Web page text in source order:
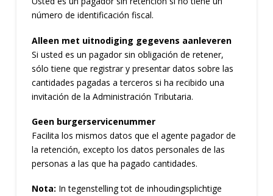
número de identificación fiscal.
Alleen met uitnodiging gegevens aanleveren
Si usted es un pagador sin obligación de retener,
sólo tiene que registrar y presentar datos sobre las
cantidades pagadas a terceros si ha recibido una
invitación de la Administración Tributaria.
Geen burgerservicenummer
Facilita los mismos datos que el agente pagador de
la retención, excepto los datos personales de las
personas a las que ha pagado cantidades.
Nota: In tegenstelling tot de inhoudingsplichtige